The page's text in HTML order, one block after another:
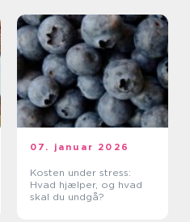
07. januar 2026
Kosten under stress:
Hvad hjælper, og hvad
skal du undgå?